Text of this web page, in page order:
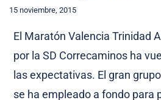
15 noviembre, 2015
El Maratón Valencia Trinidad
por la SD Correcaminos ha
las expectativas. El gran
se ha empleado a fondo para